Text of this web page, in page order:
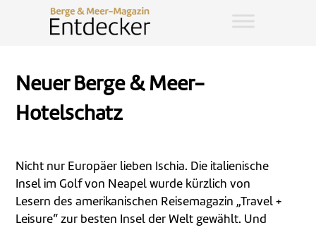
Neuer Berge & Meer-
Hotelschatz
Nicht nur Europäer lieben Ischia. Die italienische
Insel im Golf von Neapel wurde kürzlich von
Lesern des amerikanischen Reisemagazin „Travel +
Leisure“ zur besten Insel der Welt gewählt. Und